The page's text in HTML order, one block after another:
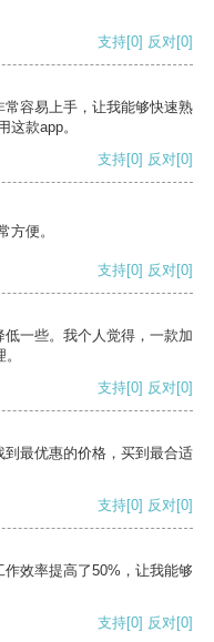
支持[0] 反对[0]
容易上手，让我能够快速熟
款app。
支持[0] 反对[0]
方便。
支持[0] 反对[0]
一些。我个人觉得，一款加
支持[0] 反对[0]
最优惠的价格，买到最合适
支持[0] 反对[0]
效率提高了50%，让我能够
支持[0] 反对[0]